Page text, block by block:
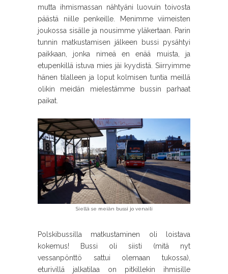
mutta ihmismassan nähtyäni luovuin toivosta
päästä niille penkeille. Menimme viimeisten
joukossa sisälle ja nousimme yläkertaan. Parin
tunnin matkustamisen jälkeen bussi pysähtyi
paikkaan, jonka nimeä en enää muista, ja
etupenkillä istuva mies jäi kyydistä. Siirryimme
hänen tilalleen ja loput kolmisen tuntia meillä
olikin meidän mielestämme bussin parhaat
paikat.
Siellä se meiän bussi jo venaili
Polskibussilla matkustaminen oli loistava
kokemus! Bussi oli siisti (mitä nyt
vessanpönttö sattui olemaan tukossa),
eturivillä jalkatilaa on pitkillekin ihmisille